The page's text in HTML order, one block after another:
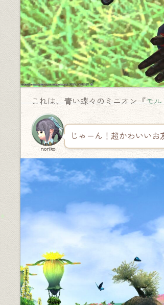
これは、青い蝶々のミニオン『モル
noriko
じゃーん！超かわいい